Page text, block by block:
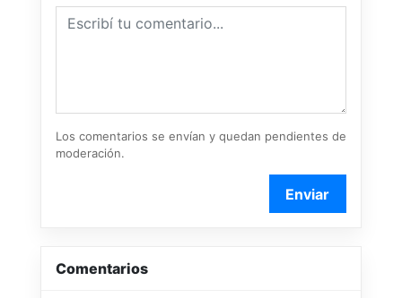
Los comentarios se envían y quedan pendientes de
moderación.
Enviar
Comentarios